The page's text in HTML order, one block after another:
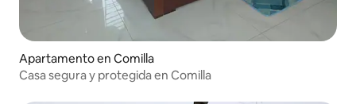
Apartamento en Comilla
Casa segura y protegida en Comilla